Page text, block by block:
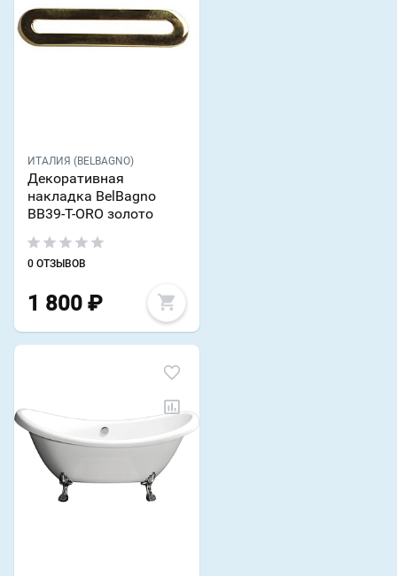
ИТАЛИЯ (BELBAGNO)
Декоративная
накладка BelBagno
BB39-T-ORO золото
0 ОТЗЫВОВ
1 800 ₽